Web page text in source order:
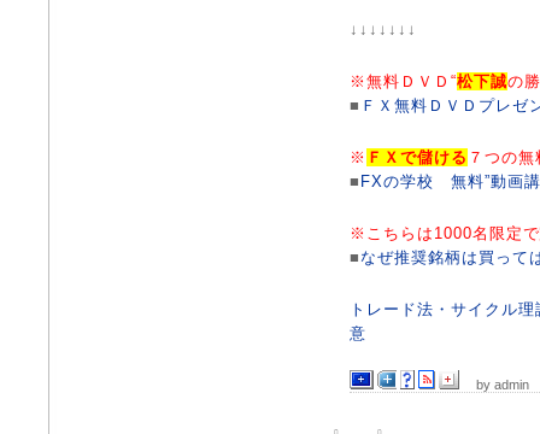
↓↓↓↓↓↓↓
※無料ＤＶＤ“松下誠の
■ ＦＸ無料ＤＶＤプレゼ
※ ＦＸで儲ける ７つの無
■ FXの学校 無料”動画講
※こちらは1000名限定
■なぜ推奨銘柄は買って
トレード法・サイクル
意
by admin